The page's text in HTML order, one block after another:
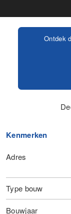
Ontdek
Kenmerken
Adres
Type bouw
Bouwjaar